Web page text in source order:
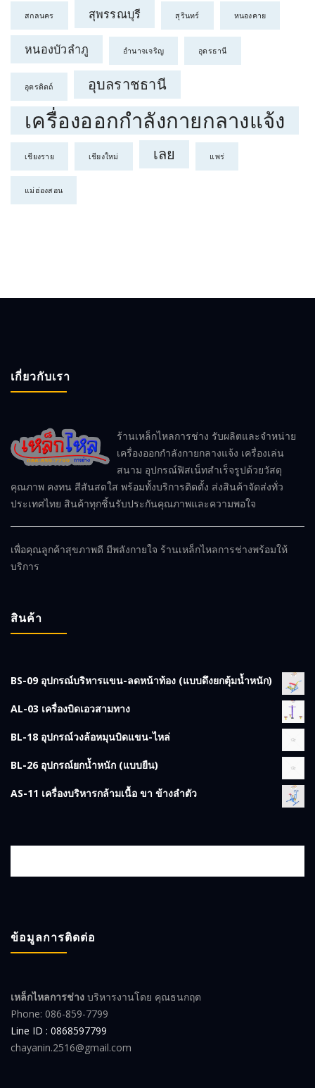
สกลนคร สุพรรณบุรี สุรินทร์ หนองคาย
หนองบัวลำภู อำนาจเจริญ อุดรธานี
อุตรดิตถ์ อุบลราชธานี
เครื่องออกกำลังกายกลางแจ้ง
เชียงราย เชียงใหม่ เลย แพร่
แม่ฮ่องสอน
เกี่ยวกับเรา
ร้านเหล็กไหลการช่าง รับผลิตและจำหน่าย
เครื่องออกกำลังกายกลางแจ้ง เครื่องเล่น
สนาม อุปกรณ์ฟิสเน็ทสำเร็จรูปด้วยวัสดุ
คุณภาพ คงทน สีสันสดใส พร้อมทั้งบริการติดตั้ง ส่งสินค้าจัดส่งทั่ว
ประเทศไทย สินค้าทุกชิ้นรับประกันคุณภาพและความพอใจ
เพื่อคุณลูกค้าสุขภาพดี มีพลังกายใจ ร้านเหล็กไหลการช่างพร้อมให้
บริการ
สินค้า
BS-09 อุปกรณ์บริหารแขน-ลดหน้าท้อง (แบบดึงยกตุ้มน้ำหนัก)
AL-03 เครื่องบิดเอวสามทาง
BL-18 อุปกรณ์วงล้อหมุนบิดแขน-ไหล่
BL-26 อุปกรณ์ยกน้ำหนัก (แบบยืน)
AS-11 เครื่องบริหารกล้ามเนื้อ ขา ข้างลำตัว
ข้อมูลการติดต่อ
เหล็กไหลการช่าง บริหารงานโดย คุณธนกฤต
Phone: 086-859-7799
Line ID : 0868597799
chayanin.2516@gmail.com